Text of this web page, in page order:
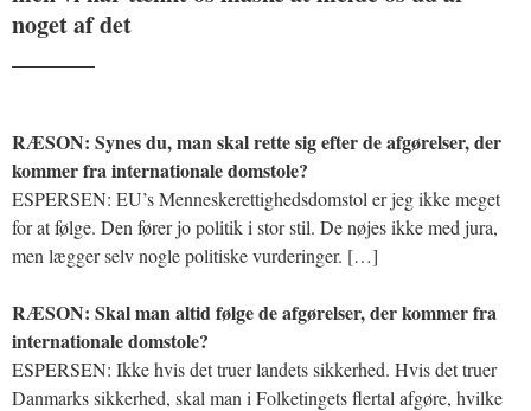
noget af det
RÆSON: Synes du, man skal rette sig efter de afgørelser, der
kommer fra internationale domstole?
ESPERSEN: EU’s Menneskerettighedsdomstol er jeg ikke meget
for at følge. Den fører jo politik i stor stil. De nøjes ikke med jura,
men lægger selv nogle politiske vurderinger. […]
RÆSON: Skal man altid følge de afgørelser, der kommer fra
internationale domstole?
ESPERSEN: Ikke hvis det truer landets sikkerhed. Hvis det truer
Danmarks sikkerhed, skal man i Folketingets flertal afgøre, hvilke